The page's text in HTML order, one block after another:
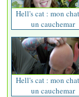
Hell's cat : mon
un cauchemar
Hell's cat : mon
un cauchemar